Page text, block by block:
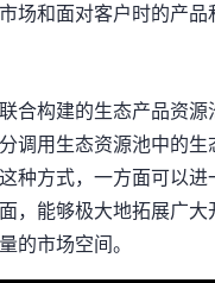
场和面对客户时的产品
合构建的生态产品资
调用生态资源池中的
种方式，一方面可以
，能够极大地拓展广
的市场空间。